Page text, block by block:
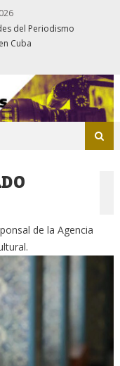
del Periodismo
Cuba
de la Agencia